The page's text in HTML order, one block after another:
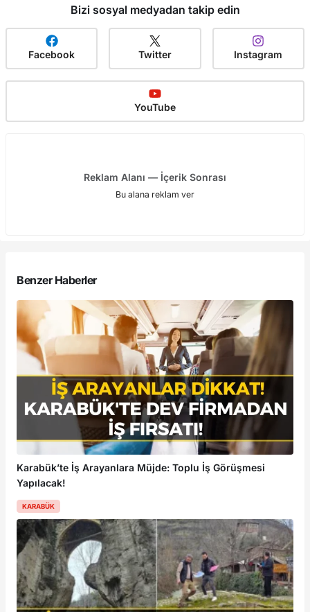
Bizi sosyal medyadan takip edin
Facebook Twitter Instagram
YouTube
Reklam Alanı — İçerik Sonrası
Bu alana reklam ver
Benzer Haberler
Karabük’te İş Arayanlara Müjde: Toplu İş Görüşmesi
Yapılacak!
KARABÜK